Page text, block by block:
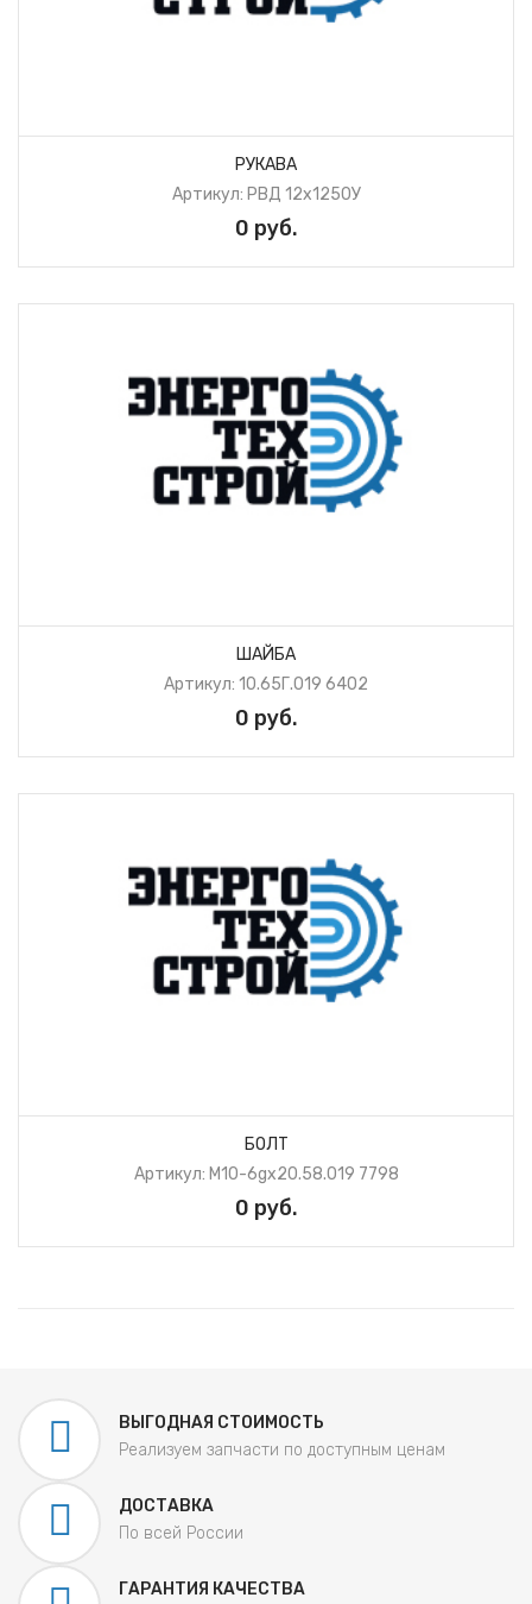
РУКАВА
Артикул: РВД 12х1250У
0 руб.
ШАЙБА
Артикул: 10.65Г.019 6402
0 руб.
БОЛТ
Артикул: М10-6gх20.58.019 7798
0 руб.
ВЫГОДНАЯ СТОИМОСТЬ
Реализуем запчасти по доступным ценам
ДОСТАВКА
По всей России
ГАРАНТИЯ КАЧЕСТВА